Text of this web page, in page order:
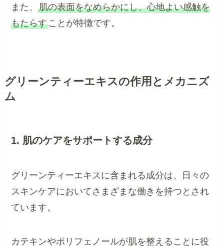
また、肌の表面をなめらかにし、心地よい感触を
もたらすことが特徴です。
グリーンティーエキスの作用とメカニズ
ム
1. 肌のケアをサポートする成分
グリーンティーエキスに含まれる成分は、日々の
スキンケアにおいてさまざまな働きを持つとされ
ています。
カテキンやポリフェノールが肌を整えることに役